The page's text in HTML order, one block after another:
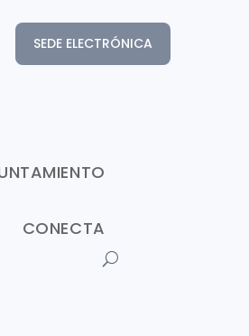
SEDE ELECTRÓNICA
CONECTA